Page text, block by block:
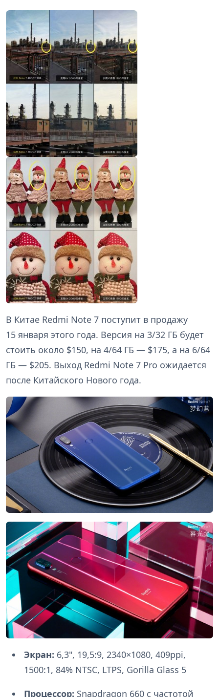
В Китае Redmi Note 7 поступит в продажу
15 января этого года. Версия на 3/32 ГБ будет
стоить около $150, на 4/64 ГБ — $175, а на 6/64
ГБ — $205. Выход Redmi Note 7 Pro ожидается
после Китайского Нового года.
Экран: 6,3", 19,5:9, 2340×1080, 409ppi,
1500:1, 84% NTSC, LTPS, Gorilla Glass 5
Процессор: Snapdragon 660 с частотой